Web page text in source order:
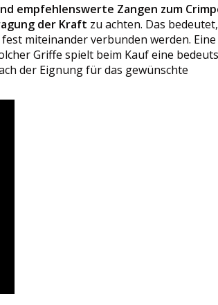
empfehlenswerte Zangen zum
der Kraft zu achten. Das
miteinander verbunden werden. Eine
Griffe spielt beim Kauf eine
der Eignung für das gewünschte